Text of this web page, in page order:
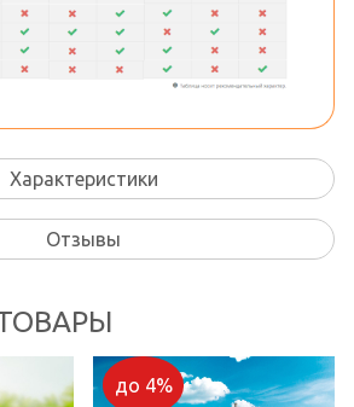
Характеристики
Отзывы
до 4%